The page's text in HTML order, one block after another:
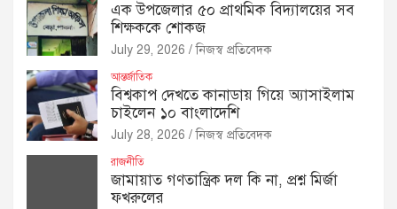
এক উপজেলার ৫০ প্রাথমিক বিদ্যালয়ের সব
শিক্ষককে শোকজ
July 29, 2026 নিজস্ব প্রতিবেদক
আন্তর্জাতিক
বিশ্বকাপ দেখতে কানাডায় গিয়ে অ্যাসাইলাম
চাইলেন ১০ বাংলাদেশি
July 28, 2026 নিজস্ব প্রতিবেদক
রাজনীতি
জামায়াত গণতান্ত্রিক দল কি না, প্রশ্ন মির্জা
ফখরুলের